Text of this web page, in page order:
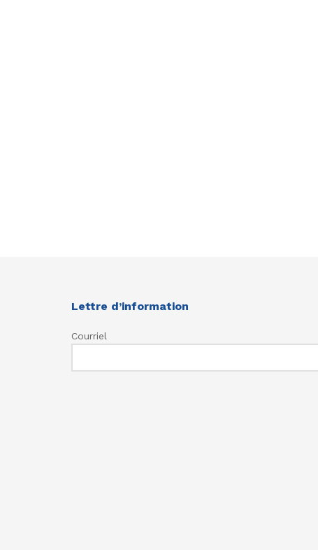
Lettre d’information
Courriel